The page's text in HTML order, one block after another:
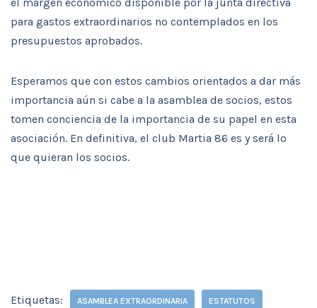
para gastos extraordinarios no contemplados en los
presupuestos aprobados.
Esperamos que con estos cambios orientados a dar más
importancia aún si cabe a la asamblea de socios, estos
tomen conciencia de la importancia de su papel en esta
asociación. En definitiva, el club Martia 86 es y será lo
que quieran los socios.
Etiquetas: ASAMBLEA EXTRAORDINARIA ESTATUTOS